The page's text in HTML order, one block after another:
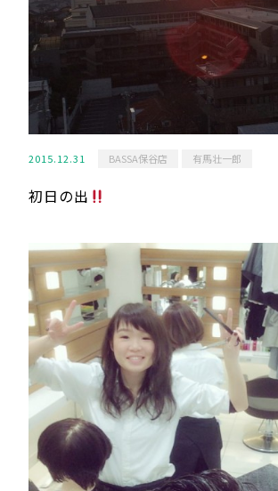
2015.12.31 BASSA保谷店 有馬壮一郎
初日の出